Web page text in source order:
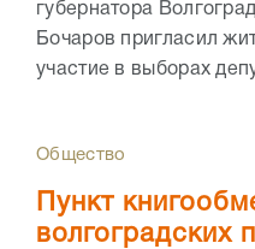
губернатора
Бочаров пригласил
участие в выборах
Общество
Пункт
волгоградских